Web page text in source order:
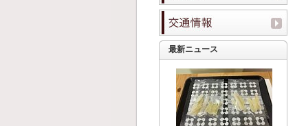
最新ニュース